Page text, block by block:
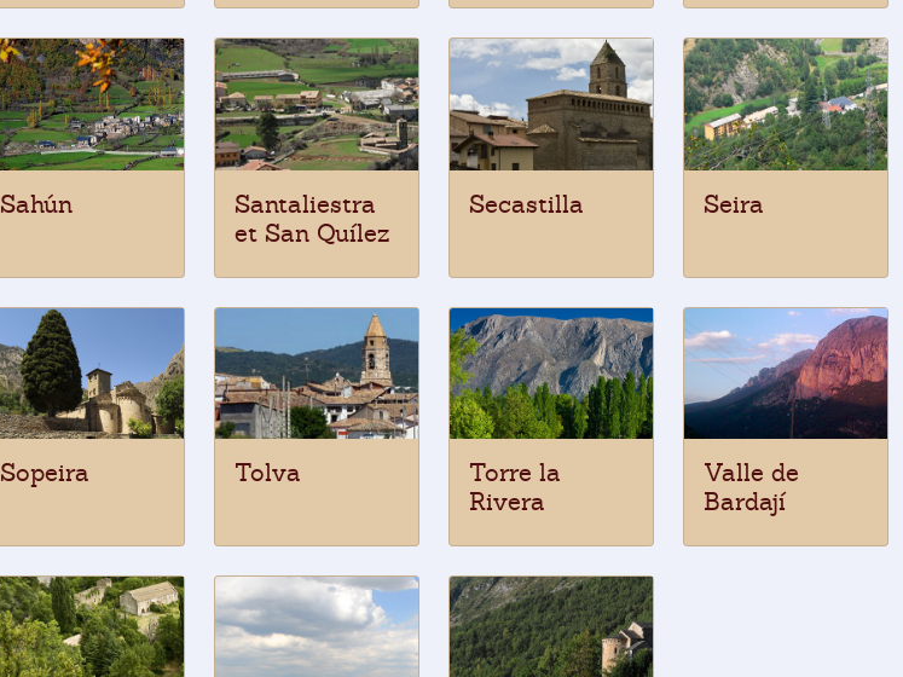
Sahún
Santaliestra
et San Quílez
Secastilla Seira
Sopeira Tolva
Torre la
Rivera
Valle de
Bardají